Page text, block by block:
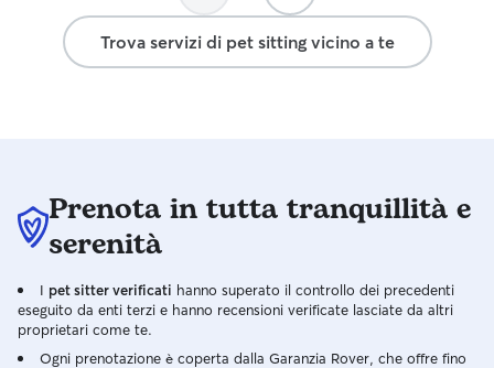
Trova servizi di pet sitting vicino a te
Prenota in tutta tranquillità e
serenità
I pet sitter verificati hanno superato il controllo dei precedenti
eseguito da enti terzi e hanno recensioni verificate lasciate da altri
proprietari come te.
Ogni prenotazione è coperta dalla Garanzia Rover, che offre fino